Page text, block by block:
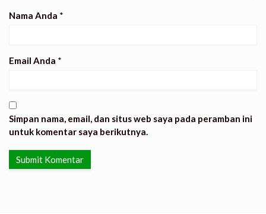
Nama Anda *
Email Anda *
Simpan nama, email, dan situs web saya pada peramban ini
untuk komentar saya berikutnya.